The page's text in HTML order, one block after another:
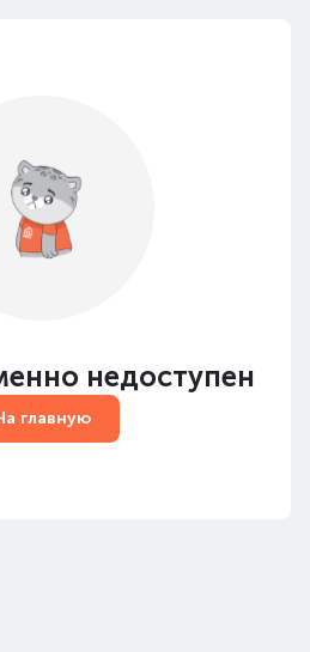
недоступен
главную